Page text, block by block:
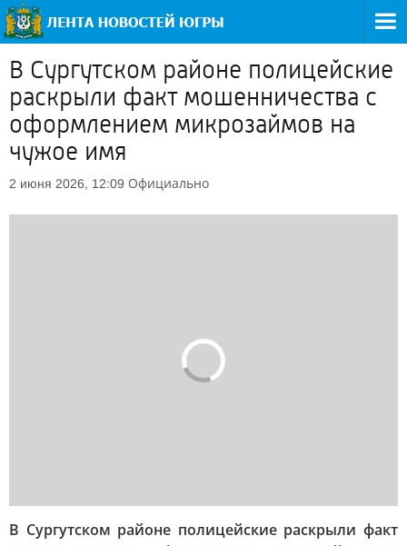
В Сургутском районе полицейские
раскрыли факт мошенничества с
оформлением микрозаймов на
чужое имя
2 июня 2026, 12:09 Официально
В Сургутском районе полицейские раскрыли факт